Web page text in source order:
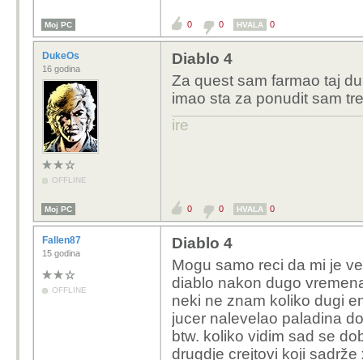
Moj PC 0 0 HVALA 0
DukeOs
16 godina
OFFLINE
Diablo 4
Za quest sam farmao taj
imao sta za ponudit sam
ire
Moj PC 0 0 HVALA 0
Fallen87
15 godina
OFFLINE
Diablo 4
Mogu samo reci da mi je
diablo nakon dugo
neki ne znam koliko dugi
jucer nalevelao paladina
btw. koliko vidim sad se
drugdje crejtovi koji